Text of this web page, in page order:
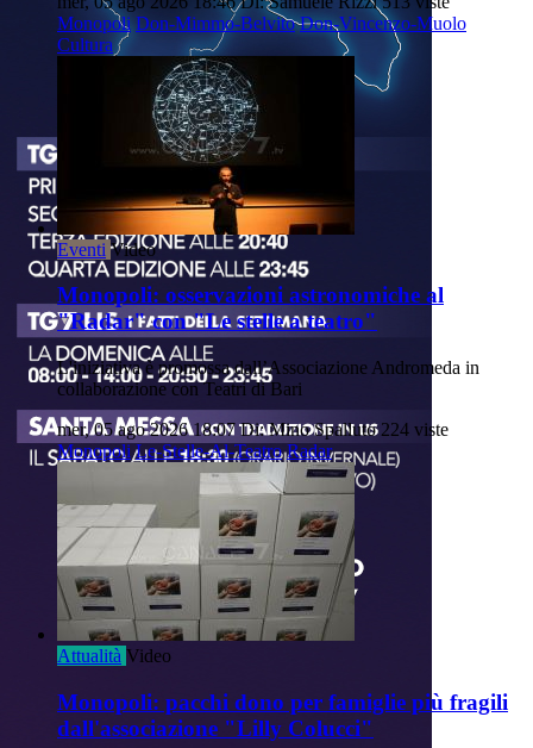
Monopoli Don-Mimmo-Belvito Don-Vincenzo-Muolo
Cultura
Eventi Video
Monopoli: osservazioni astronomiche al
"Radar" con "Le stelle a teatro"
L'iniziativa è promossa dall’Associazione Andromeda in
collaborazione con Teatri di Bari
mer, 05 ago 2026 18:07 Di: Mino Spalluto 224 viste
Monopoli Le-Stelle-Al-Teatro Radar
Attualità Video
Monopoli: pacchi dono per famiglie più fragili
dall'associazione "Lilly Colucci"